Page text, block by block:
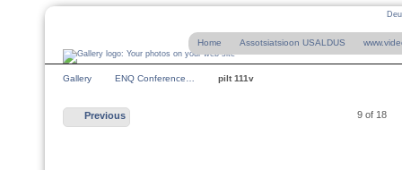
Home Assotsiatsioon USALDUS
Gallery ENQ Conference… pilt 111v
Previous 9 of 18